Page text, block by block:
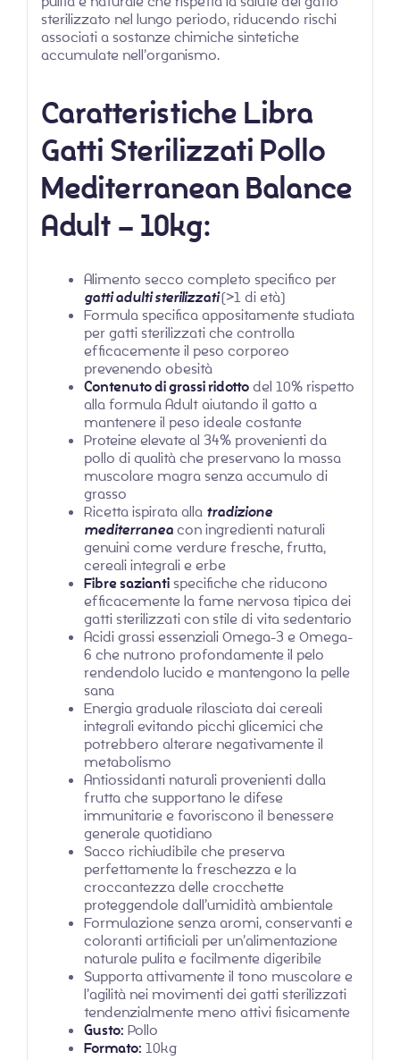
sterilizzato nel lungo periodo, riducendo rischi
associati a sostanze chimiche sintetiche
accumulate nell’organismo.
Caratteristiche Libra
Gatti Sterilizzati Pollo
Mediterranean Balance
Adult – 10kg:
Alimento secco completo specifico per
gatti adulti sterilizzati(>1 di età)
Formula specifica appositamente studiata
per gatti sterilizzati che controlla
efficacemente il peso corporeo
prevenendo obesità
Contenuto di grassi ridottodel 10% rispetto
alla formula Adult aiutando il gatto a
mantenere il peso ideale costante
Proteine elevate al 34% provenienti da
pollo di qualità che preservano la massa
muscolare magra senza accumulo di
grasso
Ricetta ispirata alla tradizione
mediterraneacon ingredienti naturali
genuini come verdure fresche, frutta,
cereali integrali e erbe
Fibre saziantispecifiche che riducono
efficacemente la fame nervosa tipica dei
gatti sterilizzati con stile di vita sedentario
Acidi grassi essenziali Omega-3 e Omega-
6 che nutrono profondamente il pelo
rendendolo lucido e mantengono la pelle
sana
Energia graduale rilasciata dai cereali
integrali evitando picchi glicemici che
potrebbero alterare negativamente il
metabolismo
Antiossidanti naturali provenienti dalla
frutta che supportano le difese
immunitarie e favoriscono il benessere
generale quotidiano
Sacco richiudibile che preserva
perfettamente la freschezza e la
croccantezza delle crocchette
proteggendole dall’umidità ambientale
Formulazione senza aromi, conservanti e
coloranti artificiali per un’alimentazione
naturale pulita e facilmente digeribile
Supporta attivamente il tono muscolare e
l’agilità nei movimenti dei gatti sterilizzati
tendenzialmente meno attivi fisicamente
Gusto: Pollo
Formato: 10kg